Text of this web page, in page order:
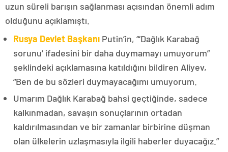
uzun süreli barışın sağlanması açısından önemli adım
olduğunu açıklamıştı.
Rusya Devlet Başkanı Putin’in, “‘Dağlık Karabağ
sorunu’ ifadesini bir daha duymamayı umuyorum”
şeklindeki açıklamasına katıldığını bildiren Aliyev,
“Ben de bu sözleri duymayacağımı umuyorum.
Umarım Dağlık Karabağ bahsi geçtiğinde, sadece
kalkınmadan, savaşın sonuçlarının ortadan
kaldırılmasından ve bir zamanlar birbirine düşman
olan ülkelerin uzlaşmasıyla ilgili haberler duyacağız.”